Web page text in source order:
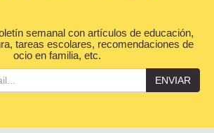
semanal con artículos de educación,
tareas escolares, recomendaciones de
ocio en familia, etc.
ENVIAR